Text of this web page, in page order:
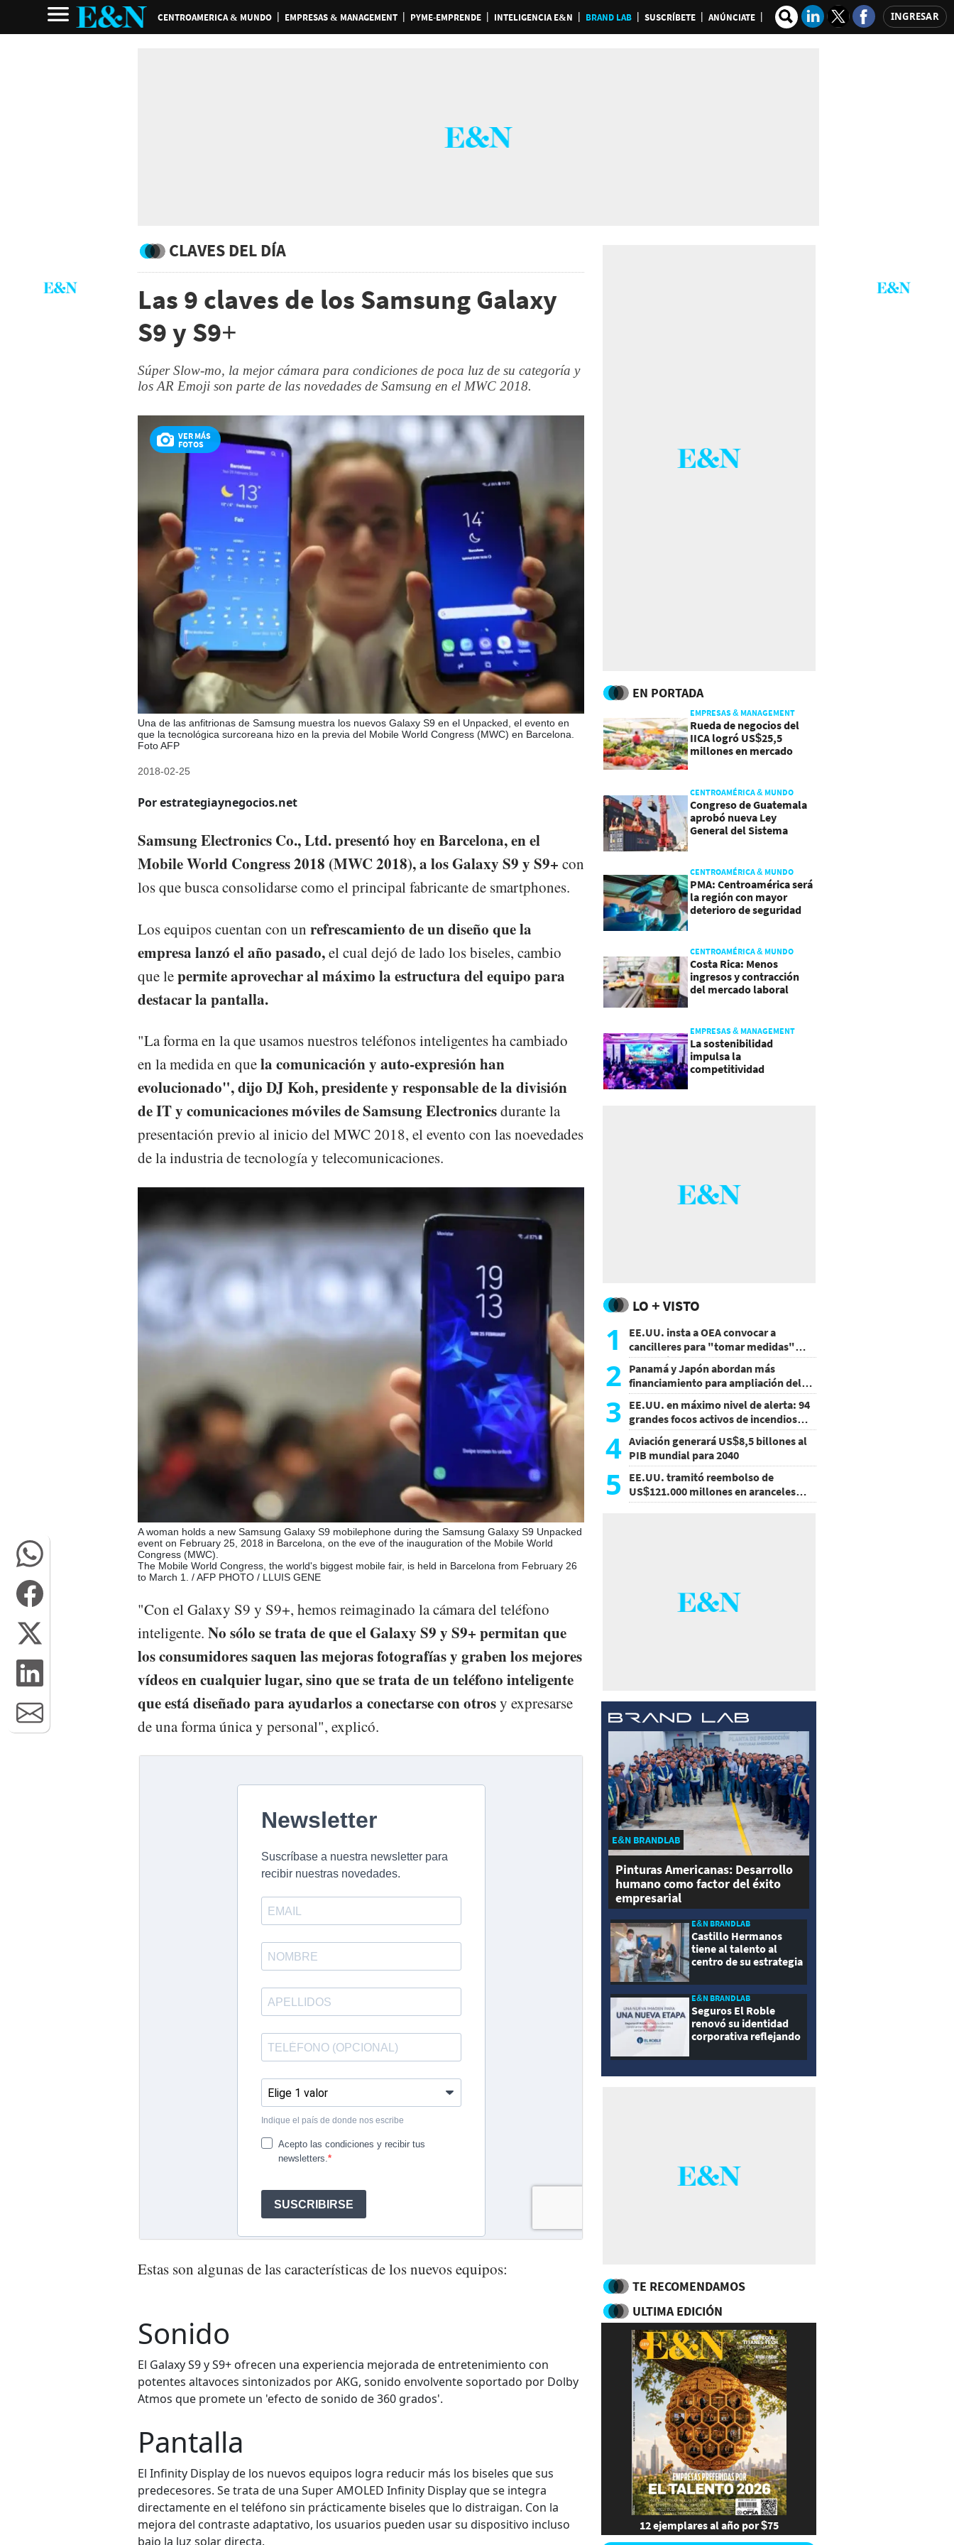
CENTROAMERICA & MUNDO EMPRESAS & MANAGEMENT PYME-EMPRENDE INTELIGENCIA E&N BRAND LAB SUSCRÍBETE ANÚNCIATE INGRESAR
CLAVES DEL DÍA
Las 9 claves de los Samsung Galaxy
S9 y S9+
Súper Slow-mo, la mejor cámara para condiciones de poca luz de su categoría y
los AR Emoji son parte de las novedades de Samsung en el MWC 2018.
VER MÁS
FOTOS
Una de las anfitrionas de Samsung muestra los nuevos Galaxy S9 en el Unpacked, el evento en
que la tecnológica surcoreana hizo en la previa del Mobile World Congress (MWC) en Barcelona.
Foto AFP
2018-02-25
Por estrategiaynegocios.net
Samsung Electronics Co., Ltd. presentó hoy en Barcelona, en el
Mobile World Congress 2018 (MWC 2018), a los Galaxy S9 y S9+ con
los que busca consolidarse como el principal fabricante de smartphones.
Los equipos cuentan con un refrescamiento de un diseño que la
empresa lanzó el año pasado,el cual dejó de lado los biseles, cambio
que lepermite aprovechar al máximo la estructura del equipo para
destacar la pantalla.
"La forma en la que usamos nuestros teléfonos inteligentes ha cambiado
en la medida en quela comunicación y auto-expresión han
evolucionado", dijo DJ Koh, presidente y responsable de la división
de IT y comunicaciones móviles de Samsung Electronicsdurante la
presentación previo al inicio del MWC 2018, el evento con las noevedades
de la industria de tecnología y telecomunicaciones.
A woman holds a new Samsung Galaxy S9 mobilephone during the Samsung Galaxy S9 Unpacked
event on February 25, 2018 in Barcelona, on the eve of the inauguration of the Mobile World
Congress (MWC).
The Mobile World Congress, the world's biggest mobile fair, is held in Barcelona from February 26
to March 1. / AFP PHOTO / LLUIS GENE
"Con el Galaxy S9 y S9+, hemos reimaginado la cámara del teléfono
inteligente. No sólo se trata de que el Galaxy S9 y S9+ permitan que
los consumidores saquen las mejoras fotografías y graben los mejores
vídeos en cualquier lugar, sino que se trata de un teléfono inteligente
que está diseñado para ayudarlos a conectarse con otrosy expresarse
de una forma única y personal", explicó.
Estas son algunas de las características de los nuevos equipos:
Sonido
El Galaxy S9 y S9+ ofrecen una experiencia mejorada de entretenimiento con
potentes altavoces sintonizados por AKG, sonido envolvente soportado por Dolby
Atmos que promete un 'efecto de sonido de 360 grados'.
Pantalla
El Infinity Display de los nuevos equipos logra reducir más los biseles que sus
predecesores. Se trata de una Super AMOLED Infinity Display que se integra
directamente en el teléfono sin prácticamente biseles que lo distraigan. Con la
mejora del contraste adaptativo, los usuarios pueden usar su dispositivo incluso
bajo la luz solar directa.
EN PORTADA
EMPRESAS & MANAGEMENT
Rueda de negocios del
IICA logró US$25,5
millones en mercado
CENTROAMÉRICA & MUNDO
Congreso de Guatemala
aprobó nueva Ley
General del Sistema
CENTROAMÉRICA & MUNDO
PMA: Centroamérica será
la región con mayor
deterioro de seguridad
CENTROAMÉRICA & MUNDO
Costa Rica: Menos
ingresos y contracción
del mercado laboral
EMPRESAS & MANAGEMENT
La sostenibilidad
impulsa la
competitividad
LO + VISTO
1
EE.UU. insta a OEA convocar a
cancilleres para "tomar medidas"
sobre Nicaragua
2 Panamá y Japón abordan más
financiamiento para ampliación del
metro
3 EE.UU. en máximo nivel de alerta: 94
grandes focos activos de incendios
forestales
4 Aviación generará US$8,5 billones al
PIB mundial para 2040
5
EE.UU. tramitó reembolso de
US$121.000 millones en aranceles
anulados
E&N BRANDLAB
Pinturas Americanas: Desarrollo
humano como factor del éxito
empresarial
E&N BRANDLAB
Castillo Hermanos
tiene al talento al
centro de su estrategia
E&N BRANDLAB
Seguros El Roble
renovó su identidad
corporativa reflejando
modernidad
TE RECOMENDAMOS
ULTIMA EDICIÓN
12 ejemplares al año por $75